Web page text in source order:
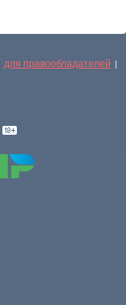
для правообладателей |